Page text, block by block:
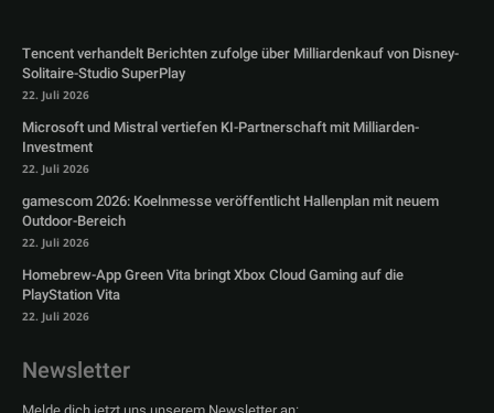
Tencent verhandelt Berichten zufolge über Milliardenkauf von Disney-
Solitaire-Studio SuperPlay
22. Juli 2026
Microsoft und Mistral vertiefen KI-Partnerschaft mit Milliarden-
Investment
22. Juli 2026
gamescom 2026: Koelnmesse veröffentlicht Hallenplan mit neuem
Outdoor-Bereich
22. Juli 2026
Homebrew-App Green Vita bringt Xbox Cloud Gaming auf die
PlayStation Vita
22. Juli 2026
Newsletter